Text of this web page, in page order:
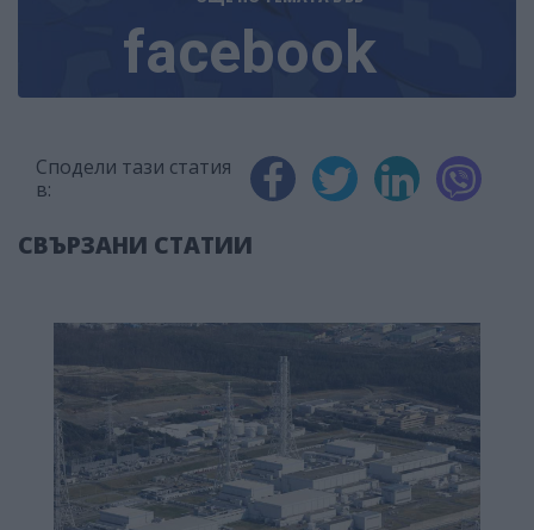
facebook
Сподели тази статия
в:
СВЪРЗАНИ СТАТИИ